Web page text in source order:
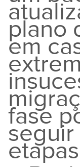
plano
em
fase
seguir